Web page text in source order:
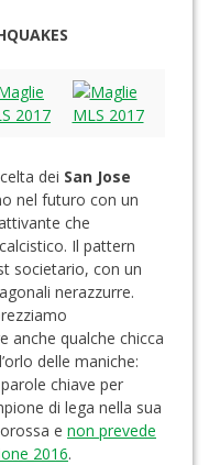
dei San Jose
nel futuro con un
che
Il pattern
societario, con un
nerazzurre.
anche qualche chicca
delle maniche:
chiave per
di lega nella sua
e non prevede
2016.